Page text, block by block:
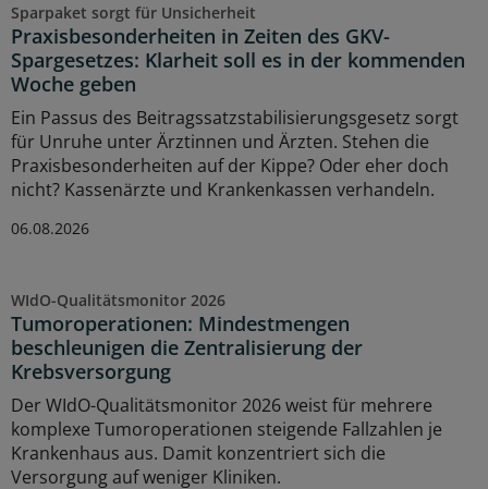
Sparpaket sorgt für Unsicherheit
Praxisbesonderheiten in Zeiten des GKV-
Spargesetzes: Klarheit soll es in der kommenden
Woche geben
Ein Passus des Beitragssatzstabilisierungsgesetz sorgt
für Unruhe unter Ärztinnen und Ärzten. Stehen die
Praxisbesonderheiten auf der Kippe? Oder eher doch
nicht? Kassenärzte und Krankenkassen verhandeln.
06.08.2026
WIdO-Qualitätsmonitor 2026
Tumoroperationen: Mindestmengen
beschleunigen die Zentralisierung der
Krebsversorgung
Der WIdO-Qualitätsmonitor 2026 weist für mehrere
komplexe Tumoroperationen steigende Fallzahlen je
Krankenhaus aus. Damit konzentriert sich die
Versorgung auf weniger Kliniken.